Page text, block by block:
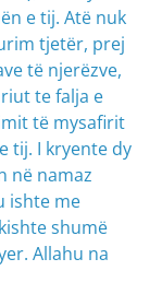
e tij. Atë nuk
tjetër, prej
të njerëzve,
te falja e
të mysafirit
tij. I kryente dy
në namaz
ishte me
shumë
Allahu na